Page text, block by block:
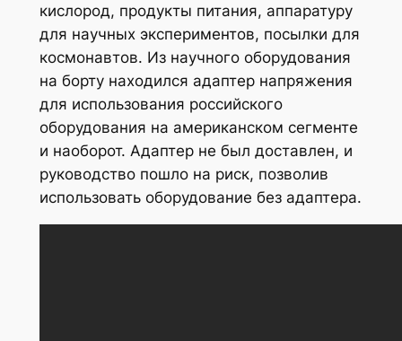
кислород, продукты питания, аппаратуру
для научных экспериментов, посылки для
космонавтов. Из научного оборудования
на борту находился адаптер напряжения
для использования российского
оборудования на американском сегменте
и наоборот. Адаптер не был доставлен, и
руководство пошло на риск, позволив
использовать оборудование без адаптера.